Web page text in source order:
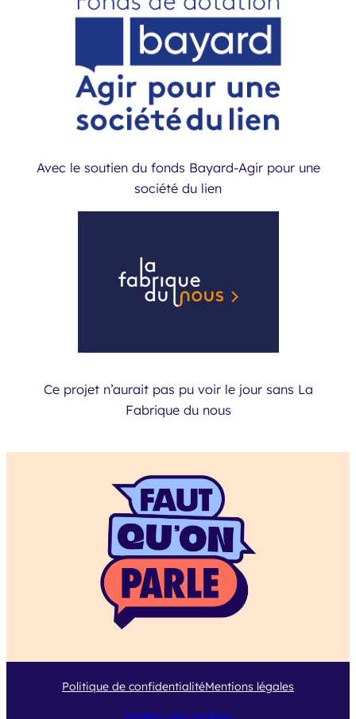
Avec le soutien du fonds Bayard-Agir pour une
société du lien
Ce projet n’aurait pas pu voir le jour sans La
Fabrique du nous
Politique de confidentialitéMentions légales
Gestion des cookies